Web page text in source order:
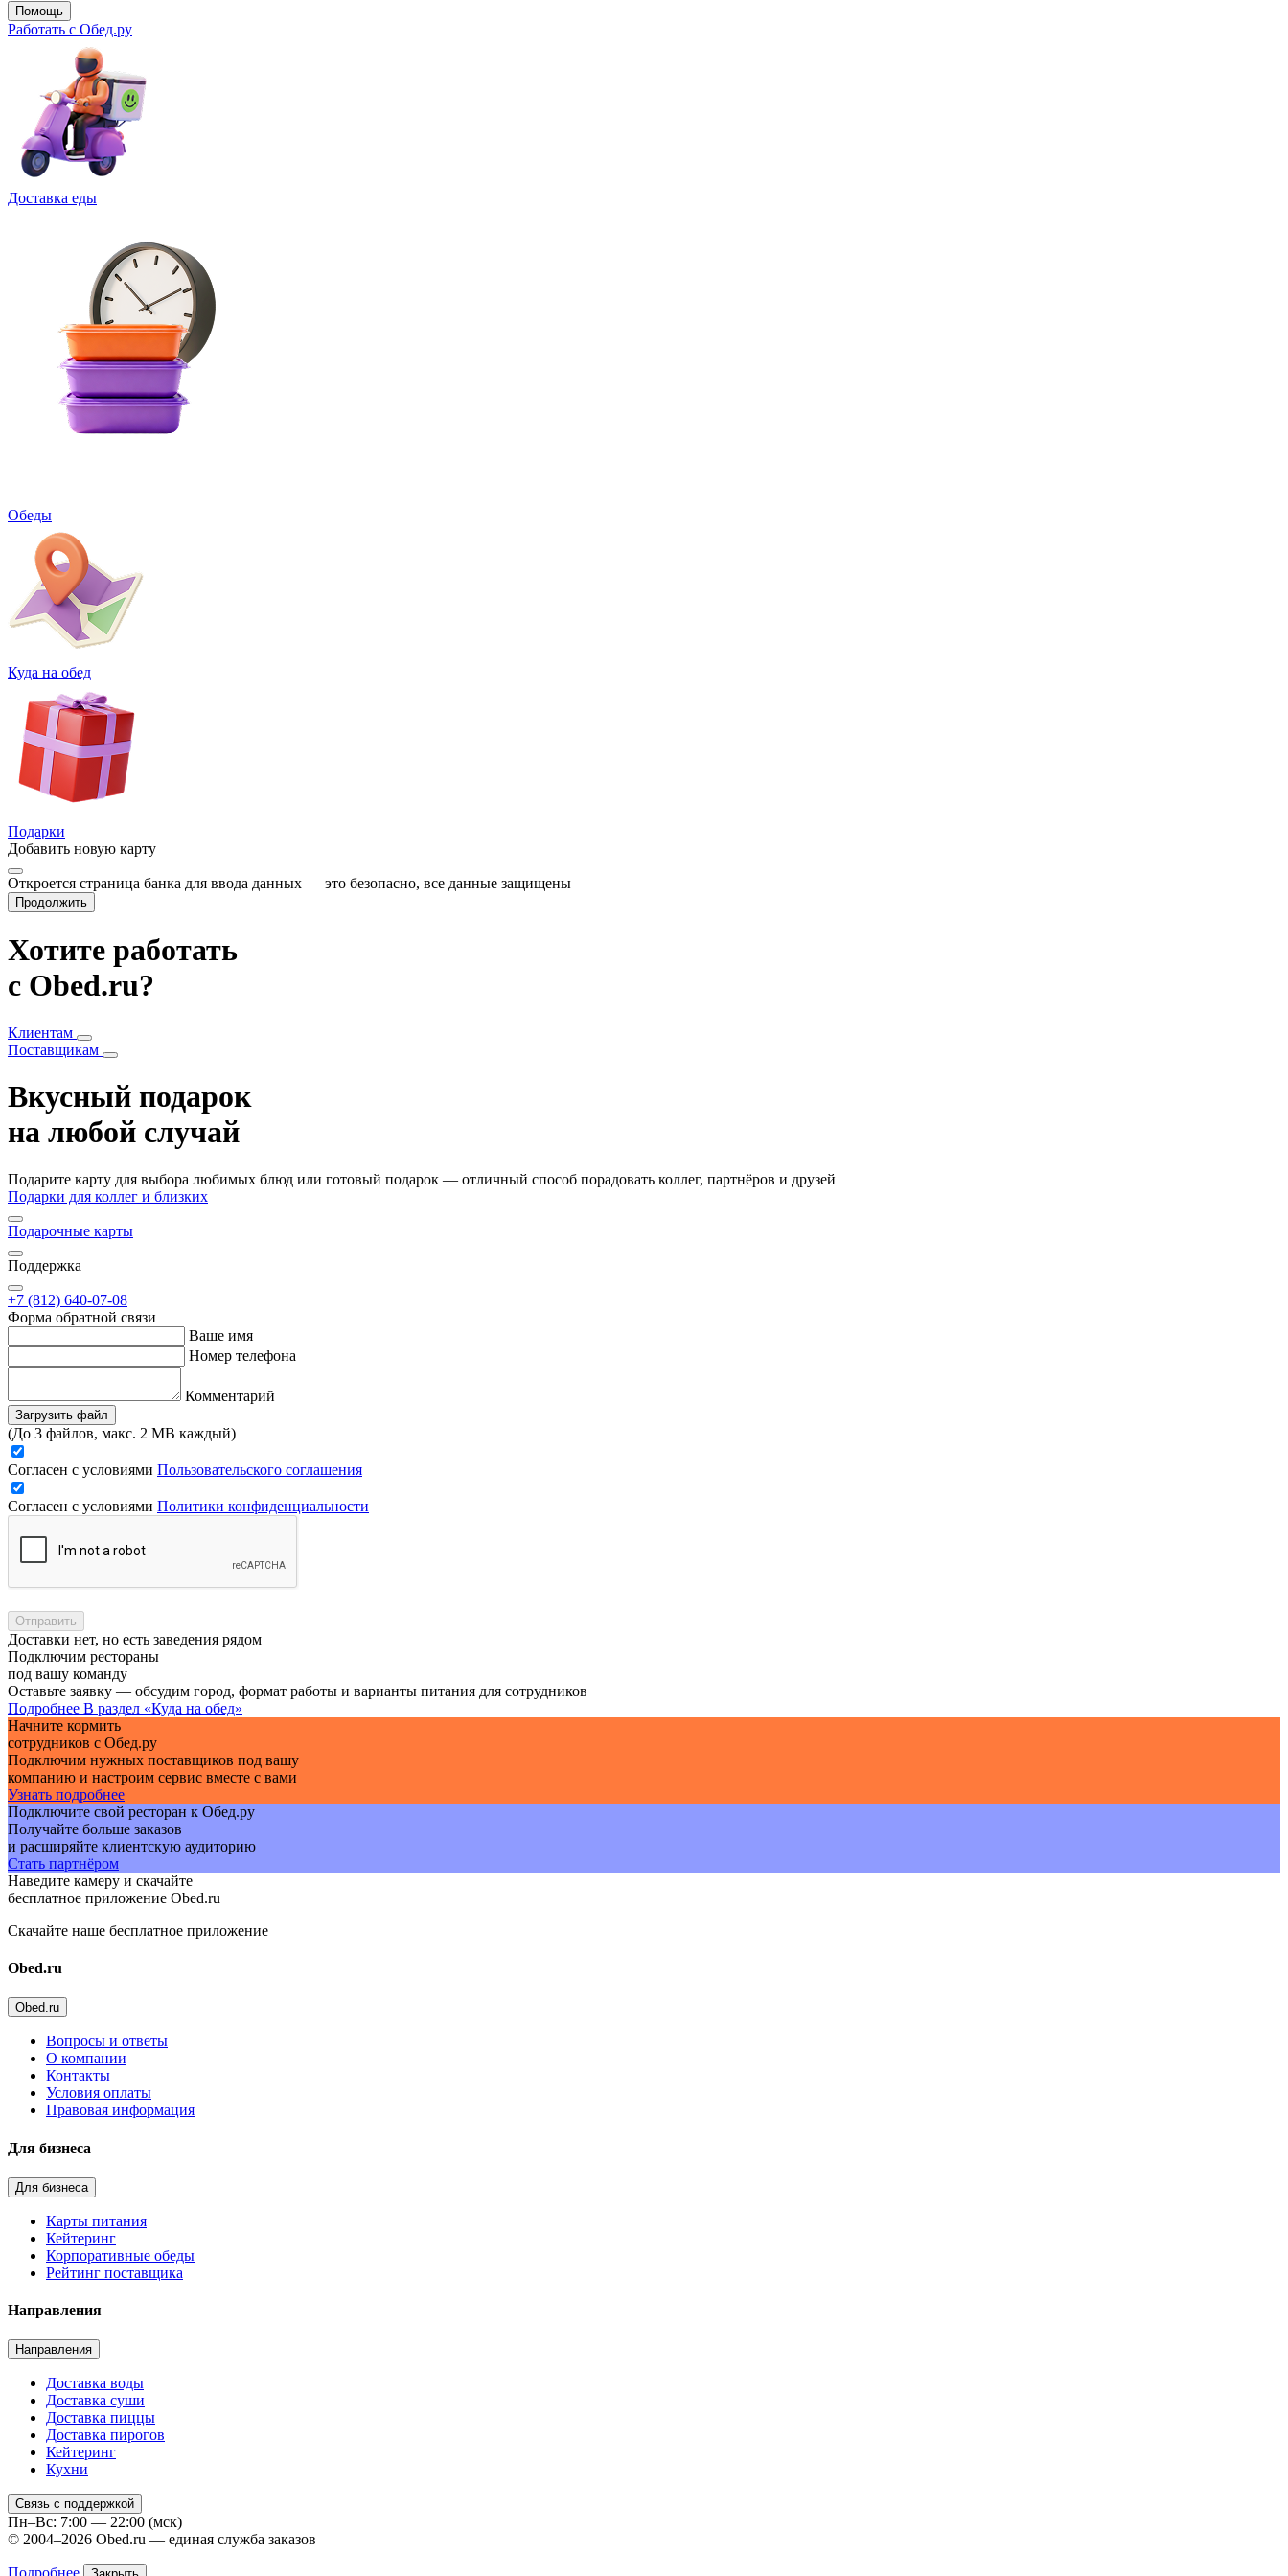
Помощь
Работать с Обед.ру
Доставка еды
Обеды
Куда на обед
Подарки
Добавить новую карту
Откроется страница банка для ввода данных — это безопасно, все данные защищены
Продолжить
Хотите работать
с Obed.ru?
Клиентам
Поставщикам
Вкусный подарок
на любой случай
Подарите карту для выбора любимых блюд или готовый подарок — отличный способ порадовать коллег, партнёров и друзей
Подарки для коллег и близких
Подарочные карты
Поддержка
+7 (812) 640-07-08
Форма обратной связи
Ваше имя
Номер телефона
Комментарий
Загрузить файл
(До 3 файлов, макс. 2 MB каждый)
Согласен с условиями Пользовательского соглашения
Согласен с условиями Политики конфиденциальности
Отправить
Доставки нет, но есть заведения рядом
Подключим рестораны
под вашу команду
Оставьте заявку — обсудим город, формат работы и варианты питания для сотрудников
Подробнее В раздел «Куда на обед»
Начните кормить
сотрудников с Обед.ру
Подключим нужных поставщиков под вашу
компанию и настроим сервис вместе с вами
Узнать подробнее
Подключите свой ресторан к Обед.ру
Получайте больше заказов
и расширяйте клиентскую аудиторию
Стать партнёром
Наведите камеру и скачайте
бесплатное приложение Obed.ru
Скачайте наше бесплатное приложение
Obed.ru
Obed.ru
Вопросы и ответы
О компании
Контакты
Условия оплаты
Правовая информация
Для бизнеса
Для бизнеса
Карты питания
Кейтеринг
Корпоративные обеды
Рейтинг поставщика
Направления
Направления
Доставка воды
Доставка суши
Доставка пиццы
Доставка пирогов
Кейтеринг
Кухни
Связь с поддержкой
Пн–Вс: 7:00 — 22:00 (мск)
© 2004–2026 Obed.ru — единая служба заказов